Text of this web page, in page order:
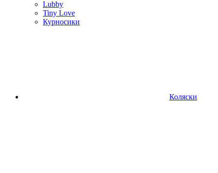
Lubby
Tiny Love
Курносики
Коляски